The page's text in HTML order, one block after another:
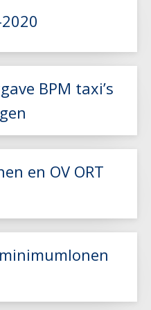
BPM taxi’s
en OV ORT